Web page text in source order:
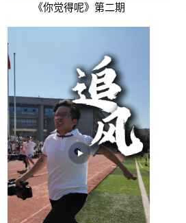
《你觉得呢》第二期